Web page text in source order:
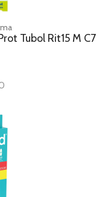
Tubol Rit15 M C7